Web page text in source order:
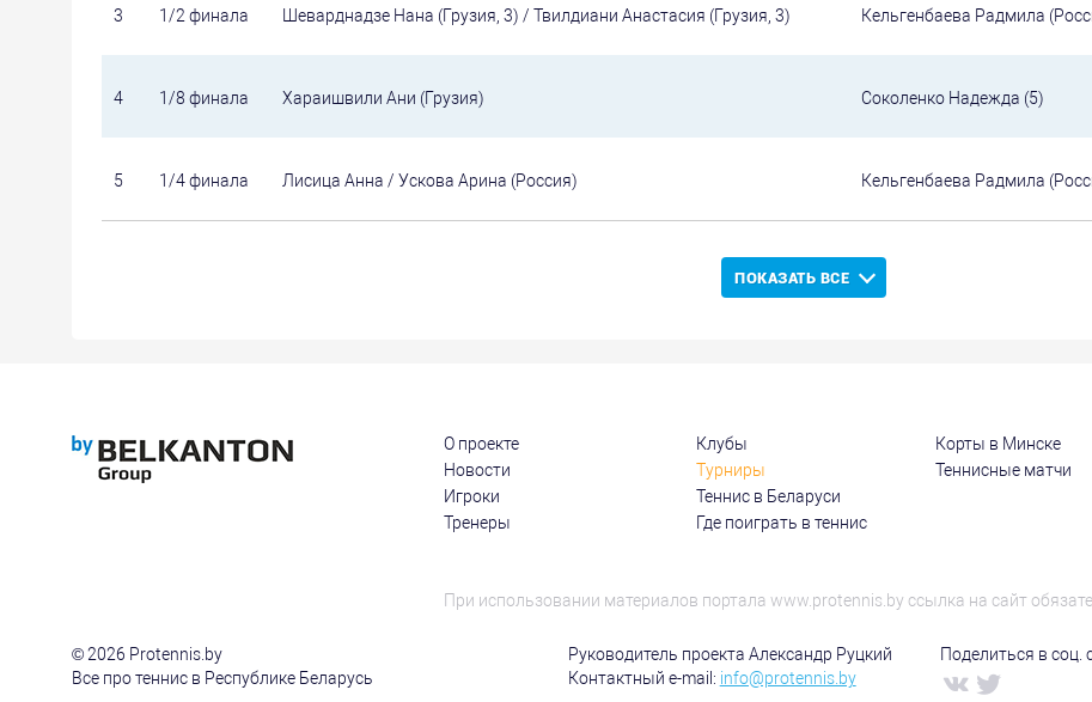
3 1/2 финала Шеварднадзе Нана (Грузия, 3) / Твилдиани Анастасия (Грузия, 3) Кельгенбаева Радмила
4 1/8 финала Хараишвили Ани (Грузия) Соколенко Надежда (5)
5 1/4 финала Лисица Анна / Ускова Арина (Россия) Кельгенбаева Радмила
ПОКАЗАТЬ ВСЕ
О проекте
Новости
Игроки
Тренеры
Клубы
Турниры
Теннис в Беларуси
Где поиграть в теннис
Корты в Минске
Теннисные матчи
При использовании материалов портала www.protennis.by ссылка на сайт
© 2026 Protennis.by
Все про теннис в Республике Беларусь
Руководитель проекта Александр Руцкий
Контактный e-mail: info@protennis.by
Поделиться в соц.